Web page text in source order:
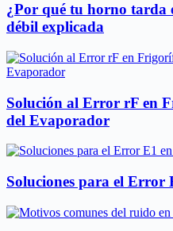
¿Por qué tu horno tarda
débil explicada
Solución al Error rF en
del Evaporador
Soluciones para el